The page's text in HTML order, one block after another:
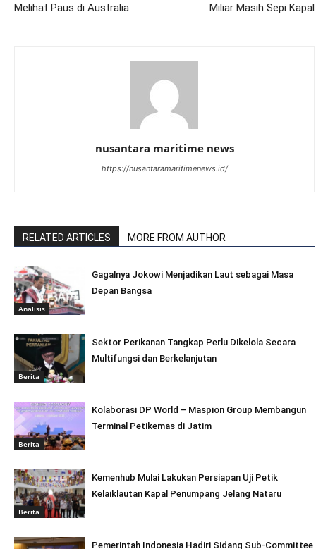
Melihat Paus di Australia
Miliar Masih Sepi Kapal
nusantara maritime news
https://nusantaramaritimenews.id/
RELATED ARTICLES MORE FROM AUTHOR
Analisis
Gagalnya Jokowi Menjadikan Laut sebagai Masa
Depan Bangsa
Berita
Sektor Perikanan Tangkap Perlu Dikelola Secara
Multifungsi dan Berkelanjutan
Berita
Kolaborasi DP World – Maspion Group Membangun
Terminal Petikemas di Jatim
Berita
Kemenhub Mulai Lakukan Persiapan Uji Petik
Kelaiklautan Kapal Penumpang Jelang Nataru
Pemerintah Indonesia Hadiri Sidang Sub-Committee